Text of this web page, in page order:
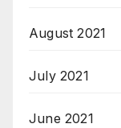
August 2021
July 2021
June 2021